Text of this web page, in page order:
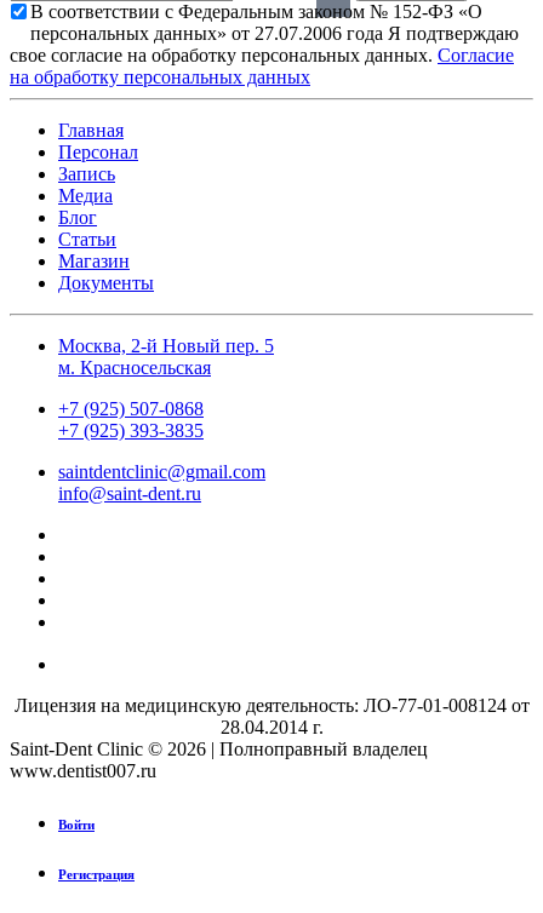
В соответствии с Федеральным законом № 152-ФЗ «О
персональных данных» от 27.07.2006 года Я подтверждаю
свое согласие на обработку персональных данных. Согласие
на обработку персональных данных
Главная
Персонал
Запись
Медиа
Блог
Статьи
Магазин
Документы
Москва, 2-й Новый пер. 5
м. Красносельская
+7 (925) 507-0868
+7 (925) 393-3835
saintdentclinic@gmail.com
info@saint-dent.ru
Лицензия на медицинскую деятельность: ЛО-77-01-008124 от
28.04.2014 г.
Saint-Dent Clinic © 2026 | Полноправный владелец
www.dentist007.ru
Войти
Регистрация